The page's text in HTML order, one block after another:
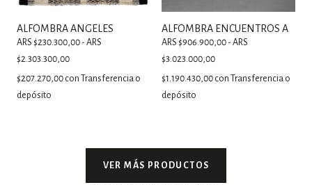
ALFOMBRA ANGELES
ARS $230.300,00 - ARS
$2.303.300,00
$207.270,00 con
Transferencia o
depósito
ALFOMBRA ENCUENTROS A
ARS $906.900,00 - ARS
$3.023.000,00
$1.190.430,00 con
Transferencia o
depósito
VER MÁS PRODUCTOS